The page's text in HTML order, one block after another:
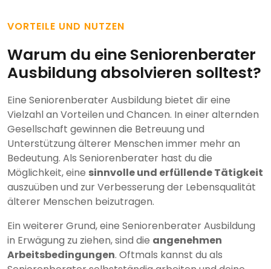
VORTEILE UND NUTZEN
Warum du eine Seniorenberater
Ausbildung absolvieren solltest?
Eine Seniorenberater Ausbildung bietet dir eine
Vielzahl an Vorteilen und Chancen. In einer alternden
Gesellschaft gewinnen die Betreuung und
Unterstützung älterer Menschen immer mehr an
Bedeutung. Als Seniorenberater hast du die
Möglichkeit, eine sinnvolle und erfüllende Tätigkeit
auszuüben und zur Verbesserung der Lebensqualität
älterer Menschen beizutragen.
Ein weiterer Grund, eine Seniorenberater Ausbildung
in Erwägung zu ziehen, sind die angenehmen
Arbeitsbedingungen. Oftmals kannst du als